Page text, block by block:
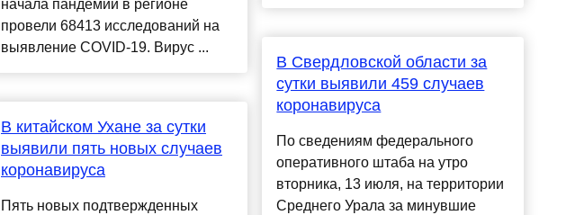
начала пандемии в регионе
провели 68413 исследований на
выявление COVID-19. Вирус ...
В китайском Ухане за сутки
выявили пять новых случаев
коронавируса
Пять новых подтвержденных
В Свердловской области за
сутки выявили 459 случаев
коронавируса
По сведениям федерального
оперативного штаба на утро
вторника, 13 июля, на территории
Среднего Урала за минувшие